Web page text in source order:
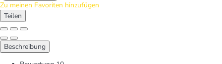
Zu meinen Favoriten hinzufügen
Teilen
Beschreibung